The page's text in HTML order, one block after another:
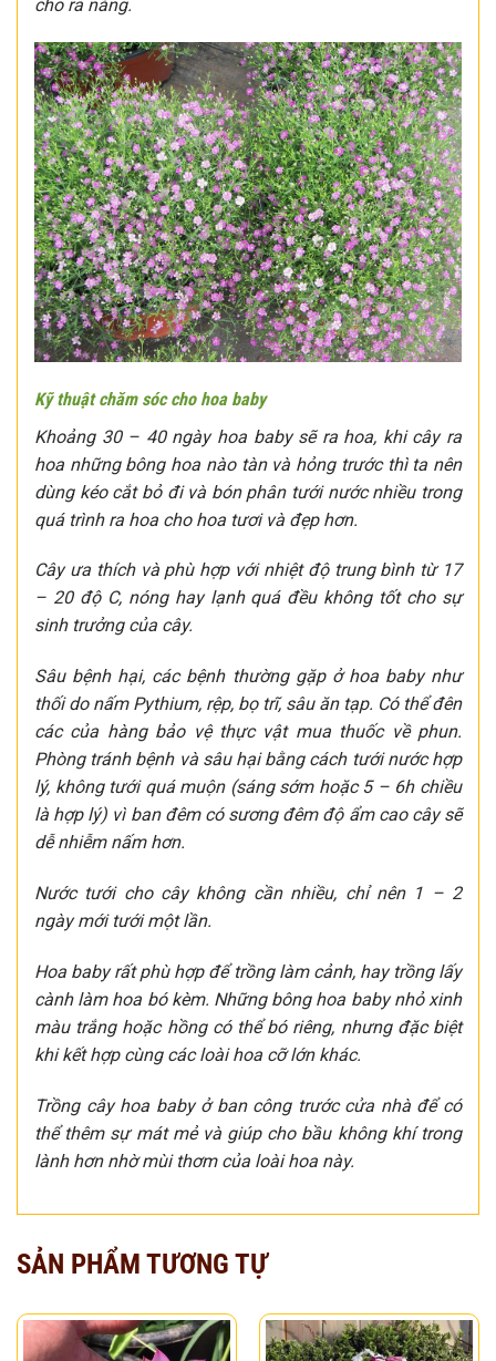
cho ra nắng.
Kỹ thuật chăm sóc cho hoa baby
Khoảng 30 – 40 ngày hoa baby sẽ ra hoa, khi cây ra
hoa những bông hoa nào tàn và hỏng trước thì ta nên
dùng kéo cắt bỏ đi và bón phân tưới nước nhiều trong
quá trình ra hoa cho hoa tươi và đẹp hơn.
Cây ưa thích và phù hợp với nhiệt độ trung bình từ 17
– 20 độ C, nóng hay lạnh quá đều không tốt cho sự
sinh trưởng của cây.
Sâu bệnh hại, các bệnh thường gặp ở hoa baby như
thối do nấm Pythium, rệp, bọ trĩ, sâu ăn tạp. Có thể đên
các của hàng bảo vệ thực vật mua thuốc về phun.
Phòng tránh bệnh và sâu hại bằng cách tưới nước hợp
lý, không tưới quá muộn (sáng sớm hoặc 5 – 6h chiều
là hợp lý) vì ban đêm có sương đêm độ ẩm cao cây sẽ
dễ nhiễm nấm hơn.
Nước tưới cho cây không cần nhiều, chỉ nên 1 – 2
ngày mới tưới một lần.
Hoa baby rất phù hợp để trồng làm cảnh, hay trồng lấy
cành làm hoa bó kèm. Những bông hoa baby nhỏ xinh
màu trắng hoặc hồng có thể bó riêng, nhưng đặc biệt
khi kết hợp cùng các loài hoa cỡ lớn khác.
Trồng cây hoa baby ở ban công trước cửa nhà để có
thể thêm sự mát mẻ và giúp cho bầu không khí trong
lành hơn nhờ mùi thơm của loài hoa này.
SẢN PHẨM TƯƠNG TỰ